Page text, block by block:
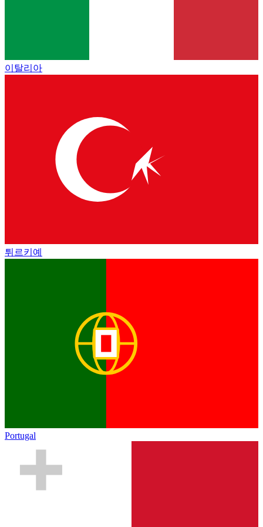
이탈리아
튀르키예
Portugal